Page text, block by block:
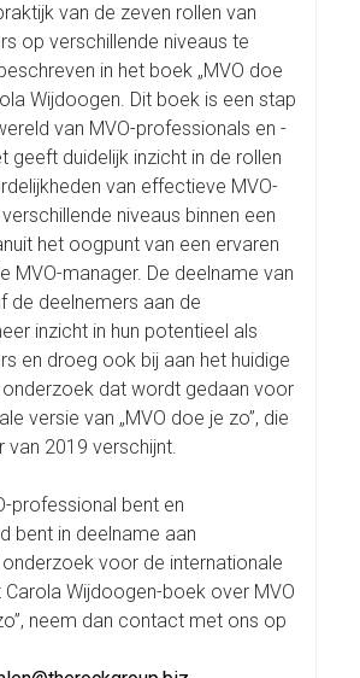
van de zeven rollen van
op verschillende niveaus te
in het boek „MVO doe
Wijdoogen. Dit boek is een stap
van MVO-professionals en -
geeft duidelijk inzicht in de rollen
van effectieve MVO-
niveaus binnen een
het oogpunt van een ervaren
MVO-manager. De deelname van
de deelnemers aan de
inzicht in hun potentieel als
en droeg ook bij aan het huidige
onderzoek dat wordt gedaan voor
versie van „MVO doe je zo”, die
van 2019 verschijnt.
professional bent en
bent in deelname aan
voor de internationale
Carola Wijdoogen-boek over MVO
neem dan contact met ons op